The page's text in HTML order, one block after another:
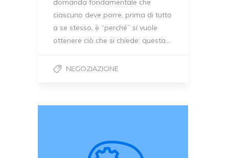
domanda fondamentale che
ciascuno deve porre, prima di tutto
a se stesso, è “perché” si vuole
ottenere ciò che si chiede: questa…
NEGOZIAZIONE